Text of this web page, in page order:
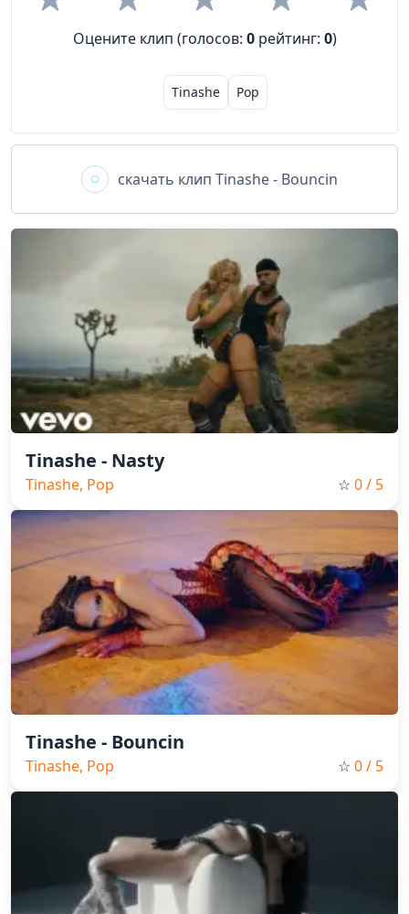
Оцените клип (голосов: 0 рейтинг: 0)
Tinashe Pop
скачать клип Tinashe - Bouncin
Tinashe - Nasty
Tinashe, Pop ☆ 0/ 5
Tinashe - Bouncin
Tinashe, Pop ☆ 0/ 5